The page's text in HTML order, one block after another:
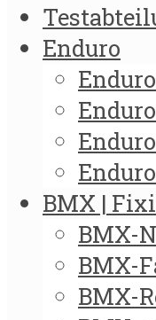
Enduro
BMX |
BMX-
BMX-
BMX-